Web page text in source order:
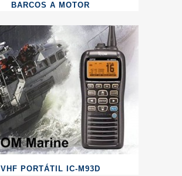
BARCOS A MOTOR
VHF PORTÁTIL IC-M93D